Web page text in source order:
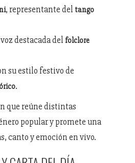
, representante del tango
destacada del folclore
su estilo festivo de
.
que reúne distintas
popular y promete una
canto y emoción en vivo.